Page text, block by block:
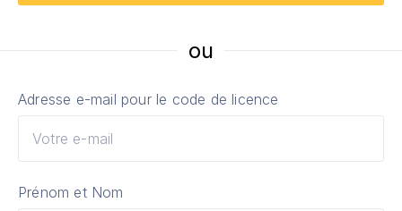
ou
Adresse e-mail pour le code de licence
Prénom et Nom